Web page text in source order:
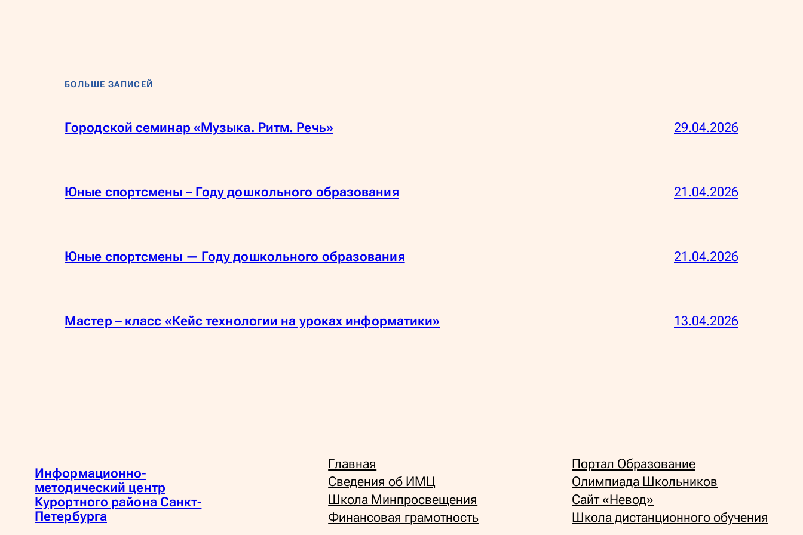
БОЛЬШЕ ЗАПИСЕЙ
Городской семинар «Музыка. Ритм. Речь» 29.04.2026
Юные спортсмены – Году дошкольного образования 21.04.2026
Юные спортсмены — Году дошкольного образования 21.04.2026
Мастер – класс «Кейс технологии на уроках информатики» 13.04.2026
Информационно-
методический центр
Курортного района Санкт-
Петербурга
Главная
Сведения об ИМЦ
Школа Минпросвещения
Финансовая грамотность
Портал Образование
Олимпиада Школьников
Сайт «Невод»
Школа дистанционного обучения